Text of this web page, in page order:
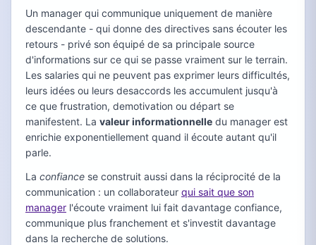
Un manager qui communique uniquement de manière
descendante - qui donne des directives sans écouter les
retours - privé son équipé de sa principale source
d'informations sur ce qui se passe vraiment sur le terrain.
Les salaries qui ne peuvent pas exprimer leurs difficultés,
leurs idées ou leurs desaccords les accumulent jusqu'à
ce que frustration, demotivation ou départ se
manifestent. La valeur informationnelle du manager est
enrichie exponentiellement quand il écoute autant qu'il
parle.
La confiance se construit aussi dans la réciprocité de la
communication : un collaborateur qui sait que son
manager l'écoute vraiment lui fait davantage confiance,
communique plus franchement et s'investit davantage
dans la recherche de solutions.